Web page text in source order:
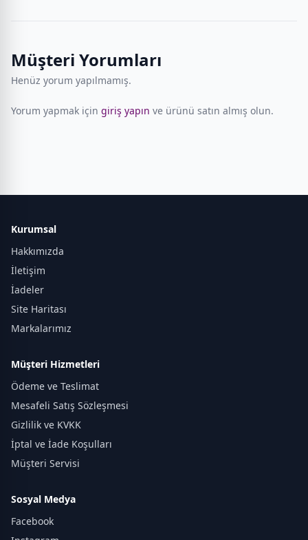
Müşteri Yorumları
Henüz yorum yapılmamış.
Yorum yapmak için giriş yapın ve ürünü satın almış olun.
Kurumsal
Hakkımızda
İletişim
İadeler
Site Haritası
Markalarımız
Müşteri Hizmetleri
Ödeme ve Teslimat
Mesafeli Satış Sözleşmesi
Gizlilik ve KVKK
İptal ve İade Koşulları
Müşteri Servisi
Sosyal Medya
Facebook